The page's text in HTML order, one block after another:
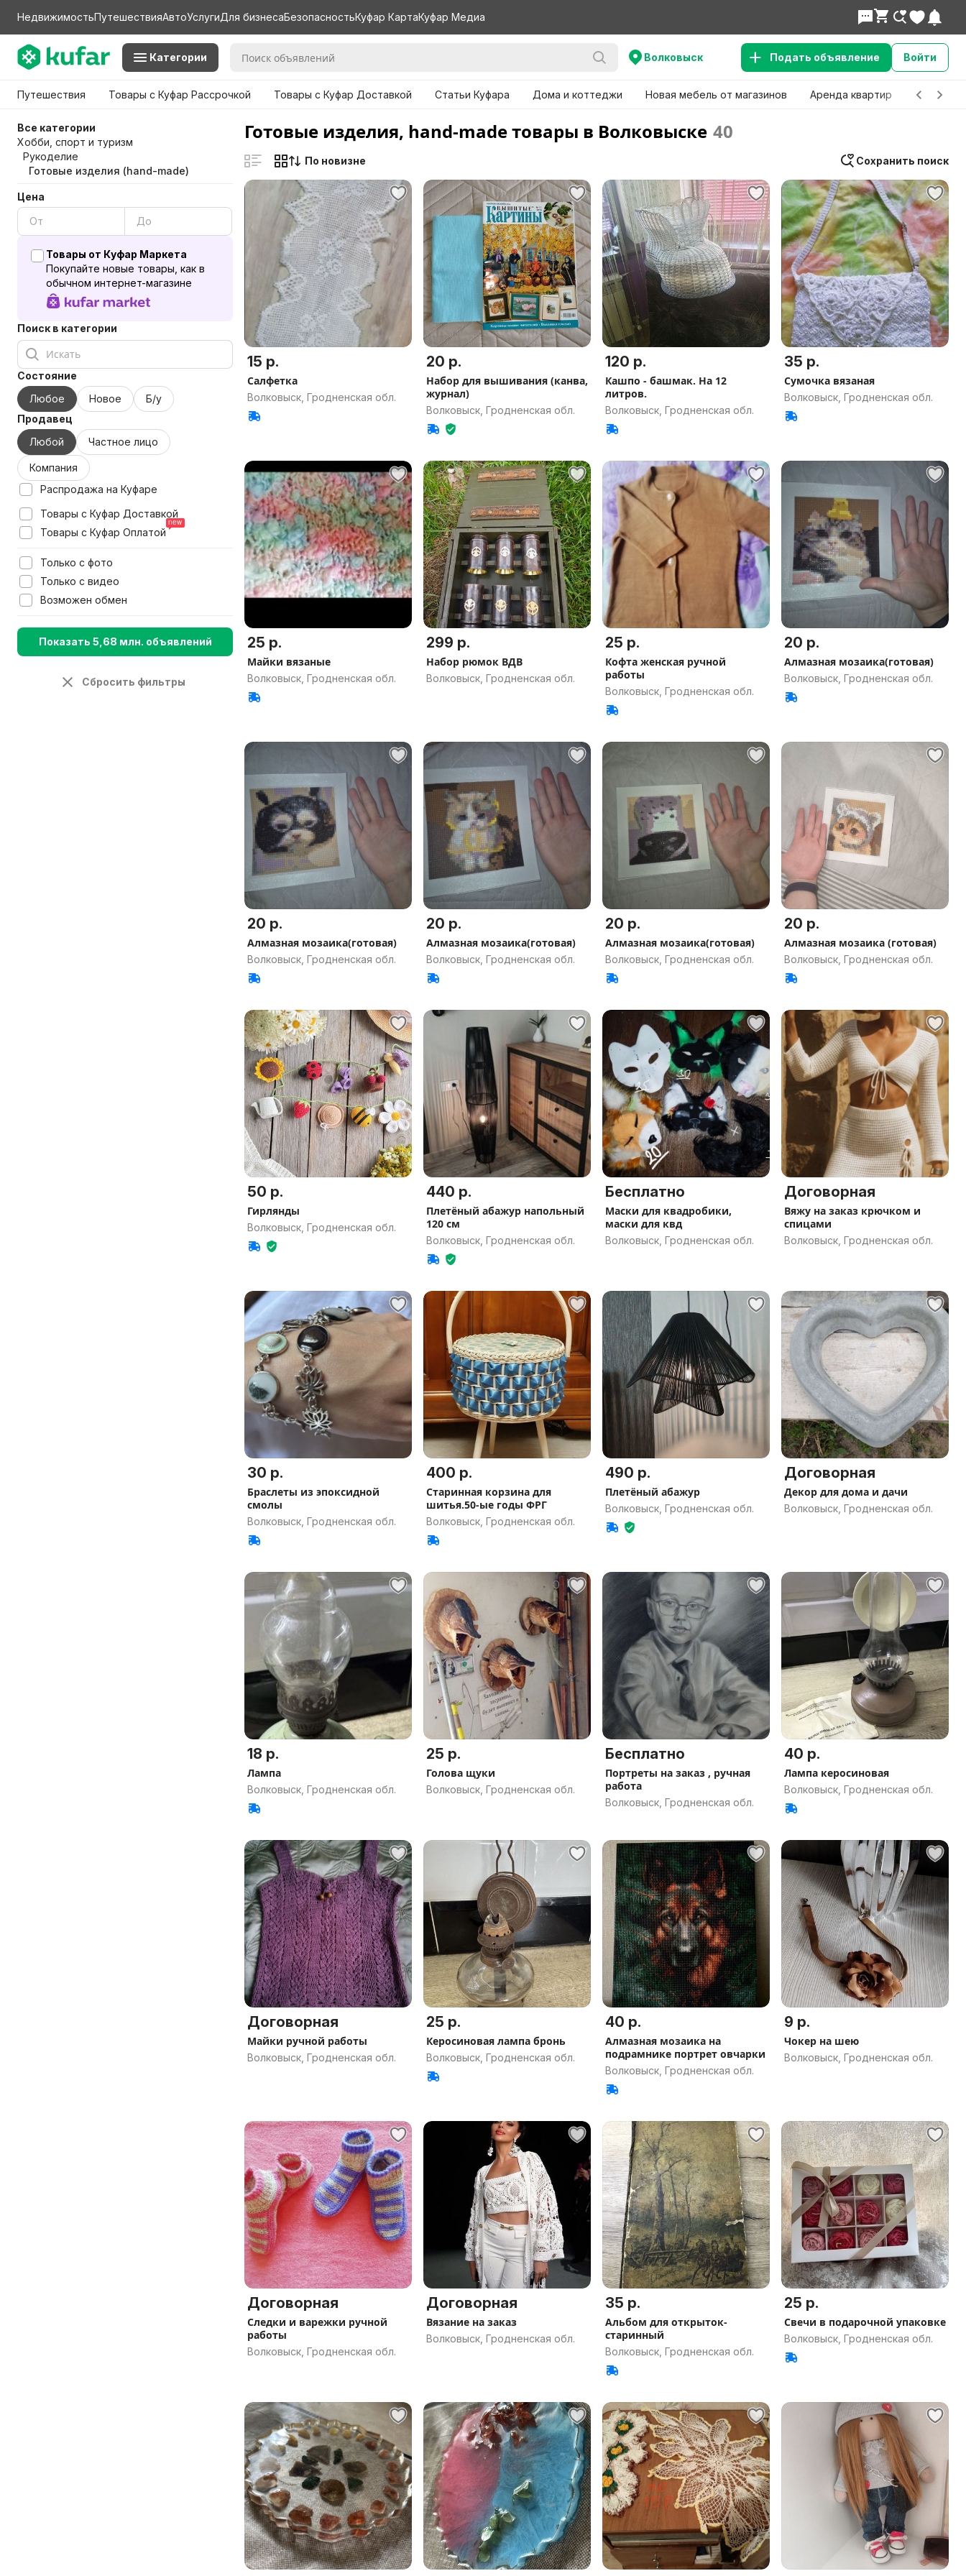
НедвижимостьПутешествияАвтоУслугиДля бизнесаБезопасностьКуфар КартаКуфар Медиа
Категории Волковыск Подать объявление Войти
Путешествия Товары с Куфар Рассрочкой Товары с Куфар Доставкой Статьи Куфара Дома и коттеджи Новая мебель от магазинов Аренда квартир Детские
Все категории
Хобби, спорт и туризм
Рукоделие
Готовые изделия (hand-made)
Цена
Товары от Куфар Маркета
Покупайте новые товары, как в
обычном интернет-магазине
Поиск в категории
Состояние
Любое
Новое
Б/у
Продавец
Любой
Частное лицо
Компания
Распродажа на Куфаре
Товары с Куфар Доставкой
Товары с Куфар Оплатой
Только с фото
Только с видео
Возможен обмен
Показать 5,68 млн. объявлений
Сбросить фильтры
Готовые изделия, hand-made товары в Волковыске 40
Сохранить поиск
По новизне
15 р.
Салфетка
Волковыск, Гродненская обл.
20 р.
Набор для вышивания (канва,
журнал)
Волковыск, Гродненская обл.
120 р.
Кашпо - башмак. На 12
литров.
Волковыск, Гродненская обл.
35 р.
Сумочка вязаная
Волковыск, Гродненская обл.
25 р.
Майки вязаные
Волковыск, Гродненская обл.
299 р.
Набор рюмок ВДВ
Волковыск, Гродненская обл.
25 р.
Кофта женская ручной
работы
Волковыск, Гродненская обл.
20 р.
Алмазная мозаика(готовая)
Волковыск, Гродненская обл.
20 р.
Алмазная мозаика(готовая)
Волковыск, Гродненская обл.
20 р.
Алмазная мозаика(готовая)
Волковыск, Гродненская обл.
20 р.
Алмазная мозаика(готовая)
Волковыск, Гродненская обл.
20 р.
Алмазная мозаика (готовая)
Волковыск, Гродненская обл.
50 р.
Гирлянды
Волковыск, Гродненская обл.
440 р.
Плетёный абажур напольный
120 см
Волковыск, Гродненская обл.
Бесплатно
Маски для квадробики,
маски для квд
Волковыск, Гродненская обл.
Договорная
Вяжу на заказ крючком и
спицами
Волковыск, Гродненская обл.
30 р.
Браслеты из эпоксидной
смолы
Волковыск, Гродненская обл.
400 р.
Старинная корзина для
шитья.50-ые годы ФРГ
Волковыск, Гродненская обл.
490 р.
Плетёный абажур
Волковыск, Гродненская обл.
Договорная
Декор для дома и дачи
Волковыск, Гродненская обл.
18 р.
Лампа
Волковыск, Гродненская обл.
25 р.
Голова щуки
Волковыск, Гродненская обл.
Бесплатно
Портреты на заказ , ручная
работа
Волковыск, Гродненская обл.
40 р.
Лампа керосиновая
Волковыск, Гродненская обл.
Договорная
Майки ручной работы
Волковыск, Гродненская обл.
25 р.
Керосиновая лампа бронь
Волковыск, Гродненская обл.
40 р.
Алмазная мозаика на
подрамнике портрет овчарки
Волковыск, Гродненская обл.
9 р.
Чокер на шею
Волковыск, Гродненская обл.
Договорная
Следки и варежки ручной
работы
Волковыск, Гродненская обл.
Договорная
Вязание на заказ
Волковыск, Гродненская обл.
35 р.
Альбом для открыток-
старинный
Волковыск, Гродненская обл.
25 р.
Свечи в подарочной упаковке
Волковыск, Гродненская обл.